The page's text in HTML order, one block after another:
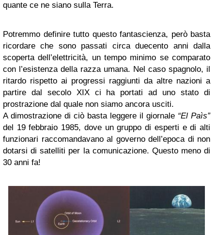
quante ce ne siano sulla Terra.
Potremmo definire tutto questo fantascienza, però basta
ricordare che sono passati circa duecento anni dalla
scoperta dell’elettricità, un tempo minimo se comparato
con l’esistenza della razza umana. Nel caso spagnolo, il
ritardo rispetto ai progressi raggiunti da altre nazioni a
partire dal secolo XIX ci ha portati ad uno stato di
prostrazione dal quale non siamo ancora usciti.
A dimostrazione di ciò basta leggere il giornale “El Paìs”
del 19 febbraio 1985, dove un gruppo di esperti e di alti
funzionari raccomandavano al governo dell’epoca di non
dotarsi di satelliti per la comunicazione. Questo meno di
30 anni fa!